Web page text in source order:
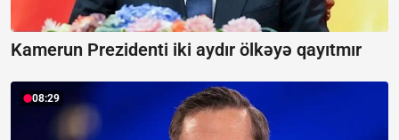
Kamerun Prezidenti iki aydır ölkəyə qayıtmır
08:29